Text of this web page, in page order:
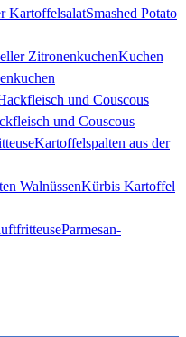
Smashed Potato
Kuchen
und Couscous
Kartoffelspalten aus der
Kürbis Kartoffel
Parmesan-